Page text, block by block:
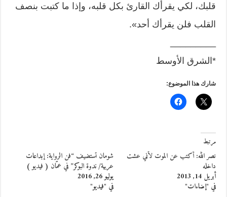
قلبك، لكي يقرأك القارئ بكل قلبه، وإذا ما كتبت بنصف
القلب فلن يقرأك أحد».
*الشرق الأوسط
شارك هذا الموضوع:
مرتبط
نصر الله: أكتب عن الموت لأني عشت
داخله
أبريل 14, 2013
في "إضاءات"
شومان تستضيف “فن الرواية: إبداعات
عربية/ ندوة البوكر” في عمّان ( فيديو )
يوليو 26, 2016
في "فيديو"